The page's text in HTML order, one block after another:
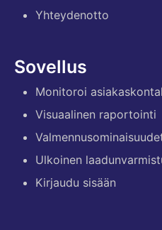
Yhteydenotto
Sovellus
Monitoroi
Visuaalinen raportointi
Ulkoinen
Kirjaudu sisään